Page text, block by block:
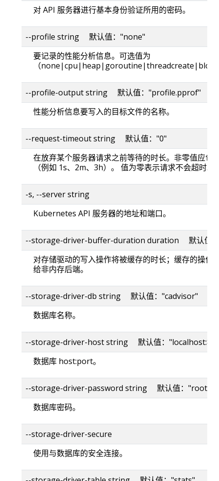
对 API 服务器进行基本身份验证所用的密码。
--profile string 默认值："none"
要记录的性能分析信息。可选值为
（
--profile-output string 默认值："profile.pprof"
性能分析信息要写入的目标文件的名称。
--request-timeout string 默认值："0"
在放弃某个服务器请求之前等待的时长。非零值应包
（例如 1s、2m、3h）。 值为零表示请求不会超时。
-s, --server string
Kubernetes API 服务器的地址和端口。
--storage-driver-buffer-duration duration 默认值
对存储驱动的写入操作将被缓存的时长；缓存的操作
给非内存后端。
--storage-driver-db string 默认值："cadvisor"
数据库名称。
--storage-driver-host string 默认值：
数据库 host:port。
--storage-driver-password string 默认值："root"
数据库密码。
--storage-driver-secure
使用与数据库的安全连接。